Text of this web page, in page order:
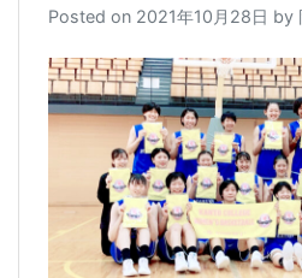
Posted on 2021年10月28日 by